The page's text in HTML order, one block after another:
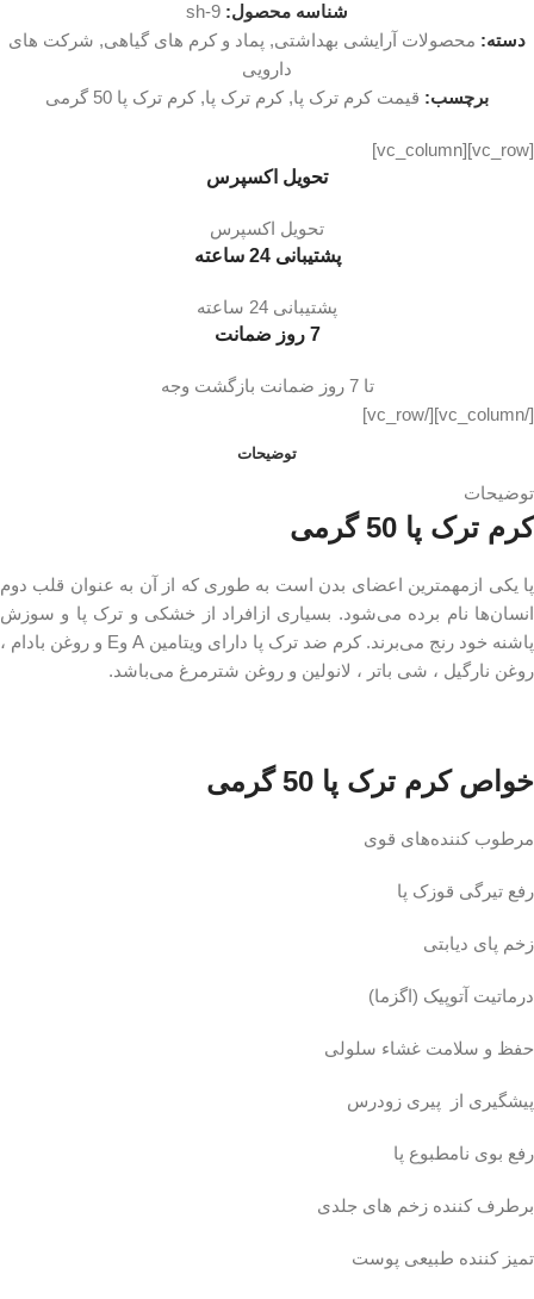
شناسه محصول: sh-9
دسته: محصولات آرایشی بهداشتی, پماد و کرم های گیاهی, شرکت های
دارویی
برچسب: قیمت کرم ترک پا, کرم ترک پا, کرم ترک پا 50 گرمی
[vc_row][vc_column]
تحویل اکسپرس
تحویل اکسپرس
پشتیبانی 24 ساعته
پشتیبانی 24 ساعته
7 روز ضمانت
تا 7 روز ضمانت بازگشت وجه
[/vc_column][/vc_row]
توضیحات
توضیحات
کرم ترک پا 50 گرمی
پا یکی ازمهمترین اعضای بدن است به طوری که از آن به عنوان قلب دوم
انسان‌ها نام برده می‌شود. بسیاری ازافراد از خشکی و ترک پا و سوزش
پاشنه خود رنج می‌برند. کرم ضد ترک پا دارای ویتامین A وE و روغن بادام ،
روغن نارگیل ، شی باتر ، لانولین و روغن شترمرغ می‌باشد.
خواص کرم ترک پا 50 گرمی
مرطوب کننده‌های قوی
رفع تیرگی قوزک پا
زخم پای دیابتی
درماتیت آتوپیک (اگزما)
حفظ و سلامت غشاء سلولی
پیشگیری از پیری زودرس
رفع بوی نامطبوع پا
برطرف کننده زخم های جلدی
تمیز کننده طبیعی پوست